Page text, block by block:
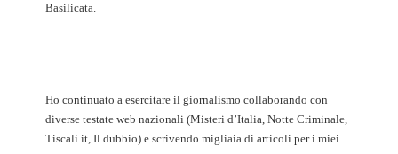
Basilicata.
Ho continuato a esercitare il giornalismo collaborando con
diverse testate web nazionali (Misteri d’Italia, Notte Criminale,
Tiscali.it, Il dubbio) e scrivendo migliaia di articoli per i miei